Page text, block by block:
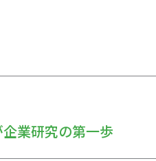
業研究の第一歩